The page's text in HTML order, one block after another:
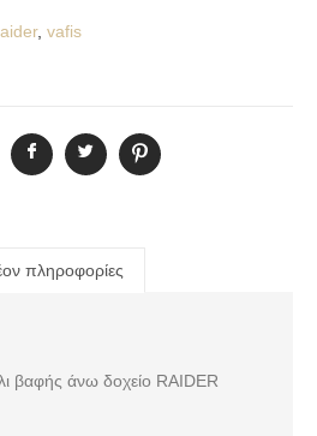
, vafis
πληροφορίες
βαφής άνω δοχείο RAIDER